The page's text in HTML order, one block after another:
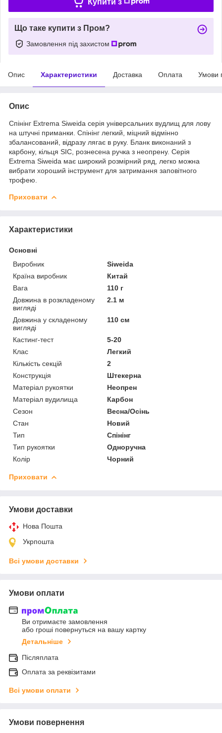
Що таке купити з Пром?
Замовлення під захистом
Опис Характеристики Доставка Оплата Умови
Опис
Спінінг Extrema Siweida серія універсальних вудлищ для лову
на штучні приманки. Спінінг легкий, міцний відмінно
збалансований, відразу лягає в руку. Бланк виконаний з
карбону, кільця SIC, рознесена ручка з неопрену. Серія
Extrema Siweida має широкий розмірний ряд, легко можна
вибрати хороший інструмент для затримання заповітного
трофею.
Приховати
Характеристики
Основні
Виробник
Siweida
Країна виробник
Китай
Вага
110 г
Довжина в розкладеному
вигляді
2.1 м
Довжина у складеному
вигляді
110 см
Кастинг-тест
5-20
Клас
Легкий
Кількість секцій
2
Конструкція
Штекерна
Матеріал рукоятки
Неопрен
Матеріал вудилища
Карбон
Сезон
Весна/Осінь
Стан
Новий
Тип
Спінінг
Тип рукоятки
Одноручна
Колір
Чорний
Приховати
Умови доставки
Нова Пошта
Укрпошта
Всі умови доставки
Умови оплати
Ви отримаєте замовлення
або гроші повернуться на вашу картку
Детальніше
Післяплата
Оплата за реквізитами
Всі умови оплати
Умови повернення